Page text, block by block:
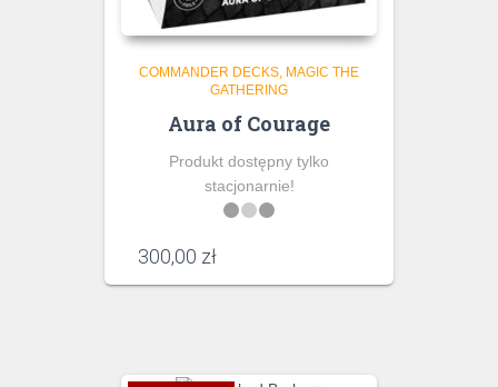
COMMANDER DECKS MAGIC THE
GATHERING
Aura of Courage
Produkt dostępny tylko
stacjonarnie!
300,00 zł